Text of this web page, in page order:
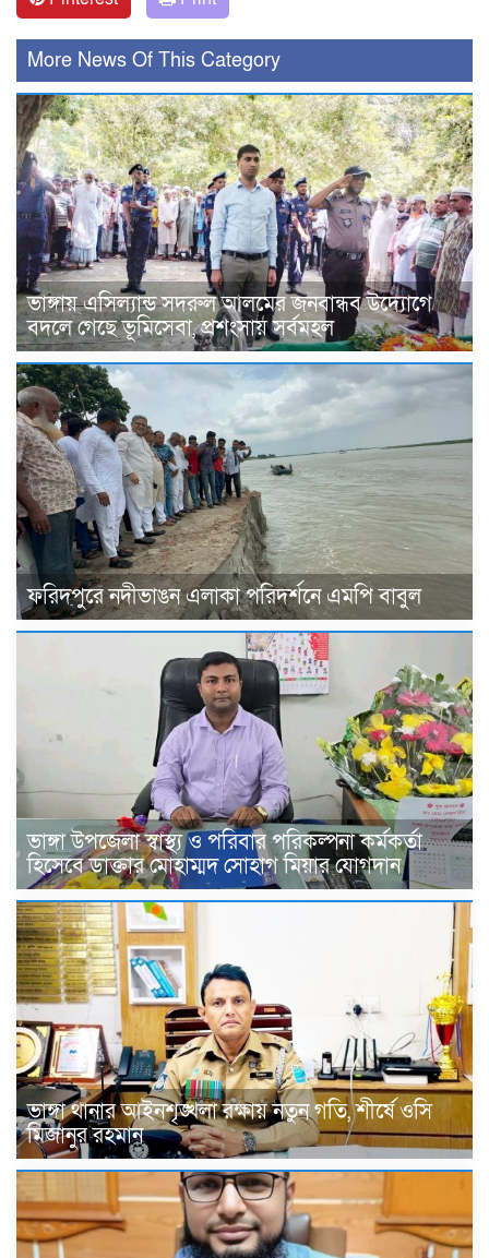
More News Of This Category
ভাঙ্গায় এসিল্যান্ড সদরুল আলমের জনবান্ধব উদ্যোগে
বদলে গেছে ভূমিসেবা, প্রশংসায় সর্বমহল
ফরিদপুরে নদীভাঙন এলাকা পরিদর্শনে এমপি বাবুল
ভাঙ্গা উপজেলা স্বাস্থ্য ও পরিবার পরিকল্পনা কর্মকর্তা
হিসেবে ডাক্তার মোহাম্মদ সোহাগ মিয়ার যোগদান
ভাঙ্গা থানার আইনশৃঙ্খলা রক্ষায় নতুন গতি, শীর্ষে ওসি
মিজানুর রহমান